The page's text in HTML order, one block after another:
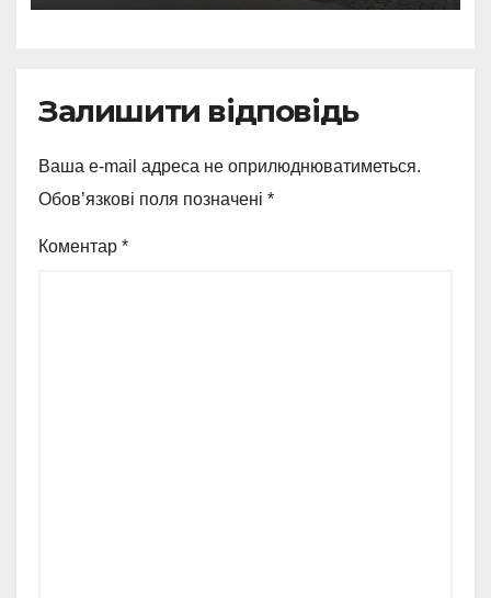
Залишити відповідь
Ваша e-mail адреса не оприлюднюватиметься.
Обов’язкові поля позначені *
Коментар *